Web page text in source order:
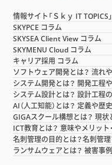
情報サイト「Ｓｋｙ IT TOPICS」
SKYPCE コラム
SKYSEA Client View コラム
SKYMENU Cloud コラム
キャリア採用 コラム
ソフトウェア開発とは？ 流れ
システム開発とは？ 開発工程
システム設計とは？ 設計工程
AI（人工知能）とは？ 定義や歴
GIGAスクール構想とは？ 現
ICT教育とは？ 意味やメリット
名刺管理の目的とは？名刺管理
ランサムウェアとは？ 被害事